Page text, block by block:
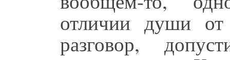
отличии души
разговор,